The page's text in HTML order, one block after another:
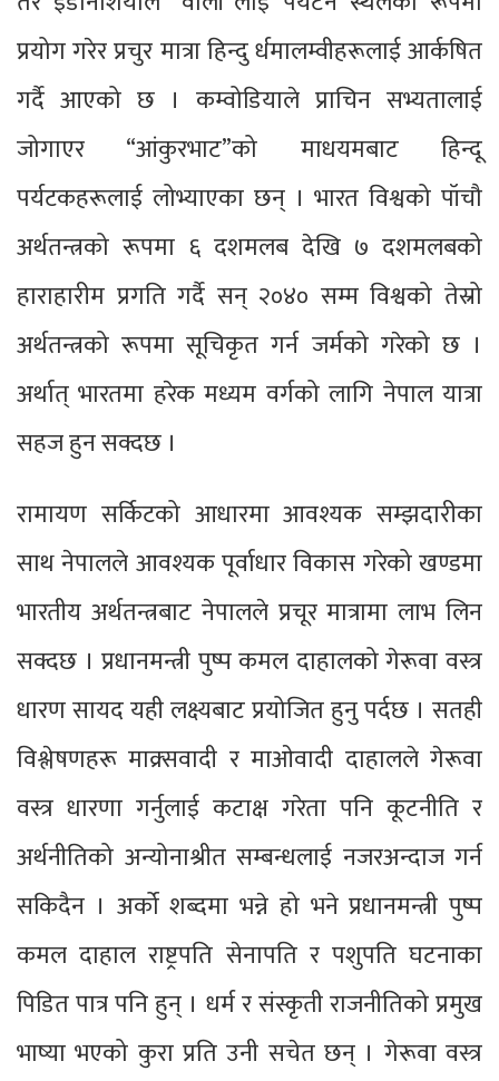
प्रयोग गरेर प्रचुर मात्रा हिन्दु र्धमालम्वीहरूलाई आर्कषित
गर्दै आएको छ । कम्वोडियाले प्राचिन सभ्यतालाई
जोगाएर “आंकुरभाट”को माधयमबाट हिन्दू
पर्यटकहरूलाई लोभ्याएका छन् । भारत विश्वको पॉचौ
अर्थतन्त्रको रूपमा ६ दशमलब देखि ७ दशमलबको
हाराहारीम प्रगति गर्दै सन् २०४० सम्म विश्वको तेस्रो
अर्थतन्त्रको रूपमा सूचिकृत गर्न जर्मको गरेको छ ।
अर्थात् भारतमा हरेक मध्यम वर्गको लागि नेपाल यात्रा
सहज हुन सक्दछ ।
रामायण सर्किटको आधारमा आवश्यक सम्झदारीका
साथ नेपालले आवश्यक पूर्वाधार विकास गरेको खण्डमा
भारतीय अर्थतन्त्रबाट नेपालले प्रचूर मात्रामा लाभ लिन
सक्दछ । प्रधानमन्त्री पुष्प कमल दाहालको गेरूवा वस्त्र
धारण सायद यही लक्ष्यबाट प्रयोजित हुनु पर्दछ । सतही
विश्लेषणहरू माक्र्सवादी र माओवादी दाहालले गेरूवा
वस्त्र धारणा गर्नुलाई कटाक्ष गरेता पनि कूटनीति र
अर्थनीतिको अन्योनाश्रीत सम्बन्धलाई नजरअन्दाज गर्न
सकिदैन । अर्को शब्दमा भन्ने हो भने प्रधानमन्त्री पुष्प
कमल दाहाल राष्ट्रपति सेनापति र पशुपति घटनाका
पिडित पात्र पनि हुन् । धर्म र संस्कृती राजनीतिको प्रमुख
भाष्या भएको कुरा प्रति उनी सचेत छन् । गेरूवा वस्त्र